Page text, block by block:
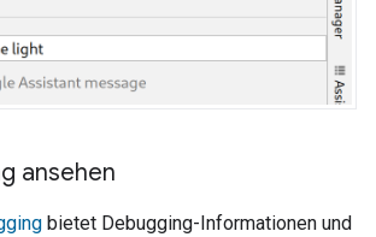
ansehen
bietet Debugging-Informationen und